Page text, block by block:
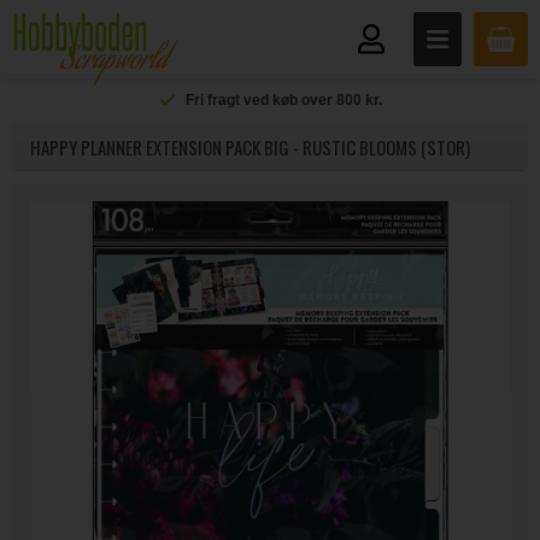
Fri fragt ved køb over 800 kr.
HAPPY PLANNER EXTENSION PACK BIG - RUSTIC BLOOMS (STOR)